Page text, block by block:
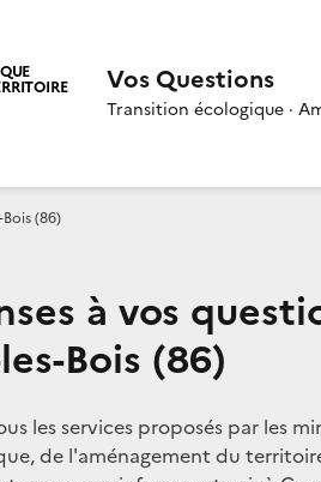
Vos Questions
Transition écologique ·
(86)
à vos
Bois (86)
les services proposés par les
de l'aménagement du